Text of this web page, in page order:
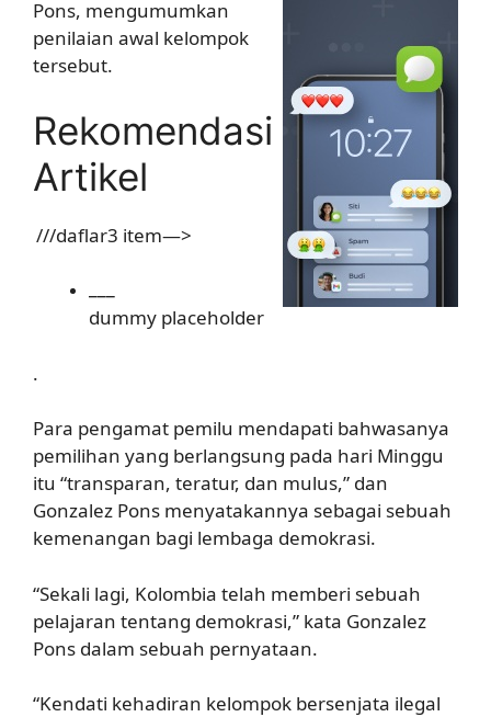
Pons, mengumumkan
penilaian awal kelompok
tersebut.
Rekomendasi
Artikel
///daflar3 item—>
dummy placeholder
.
Para pengamat pemilu mendapati bahwasanya
pemilihan yang berlangsung pada hari Minggu
itu “transparan, teratur, dan mulus,” dan
Gonzalez Pons menyatakannya sebagai sebuah
kemenangan bagi lembaga demokrasi.
“Sekali lagi, Kolombia telah memberi sebuah
pelajaran tentang demokrasi,” kata Gonzalez
Pons dalam sebuah pernyataan.
“Kendati kehadiran kelompok bersenjata ilegal